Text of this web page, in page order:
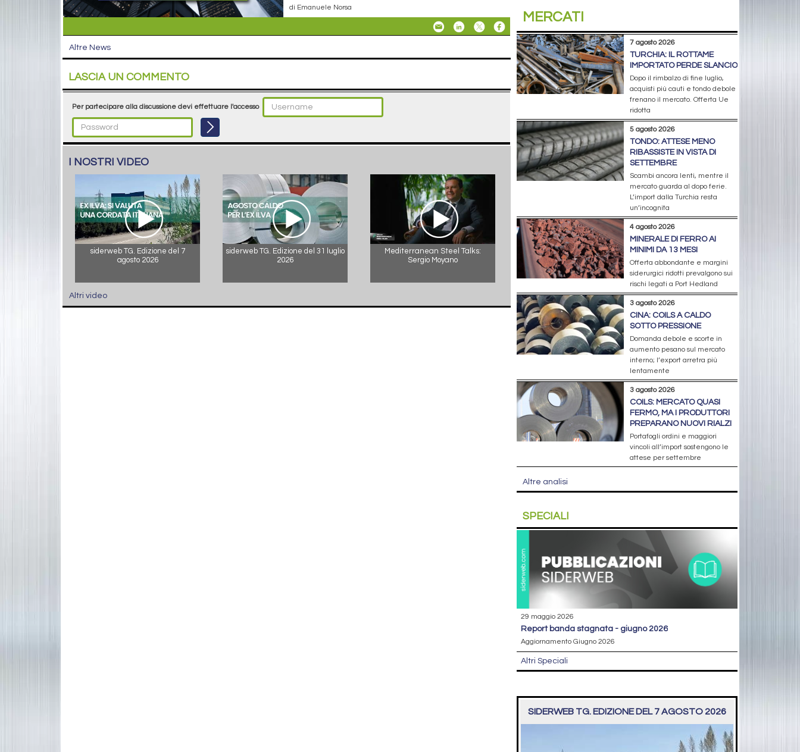
di Emanuele Norsa
Altre News
LASCIA UN COMMENTO
Per partecipare alla discussione devi effettuare l'accesso
I NOSTRI VIDEO
siderweb TG. Edizione del 7
agosto 2026
siderweb TG. Edizione del 31 luglio
2026
Mediterranean Steel Talks:
Sergio Moyano
Altri video
MERCATI
7 agosto 2026
TURCHIA: IL ROTTAME
IMPORTATO PERDE SLANCIO
Dopo il rimbalzo di fine luglio,
acquisti più cauti e tondo debole
frenano il mercato. Offerta Ue
ridotta
5 agosto 2026
TONDO: ATTESE MENO
RIBASSISTE IN VISTA DI
SETTEMBRE
Scambi ancora lenti, mentre il
mercato guarda al dopo ferie.
L’import dalla Turchia resta
un’incognita
4 agosto 2026
MINERALE DI FERRO AI
MINIMI DA 13 MESI
Offerta abbondante e margini
siderurgici ridotti prevalgono sui
rischi legati a Port Hedland
3 agosto 2026
CINA: COILS A CALDO
SOTTO PRESSIONE
Domanda debole e scorte in
aumento pesano sul mercato
interno; l’export arretra più
lentamente
3 agosto 2026
COILS: MERCATO QUASI
FERMO, MA I PRODUTTORI
PREPARANO NUOVI RIALZI
Portafogli ordini e maggiori
vincoli all’import sostengono le
attese per settembre
Altre analisi
SPECIALI
29 maggio 2026
report banda stagnata - giugno 2026
Aggiornamento Giugno 2026
Altri Speciali
SIDERWEB TG. EDIZIONE DEL 7 AGOSTO 2026